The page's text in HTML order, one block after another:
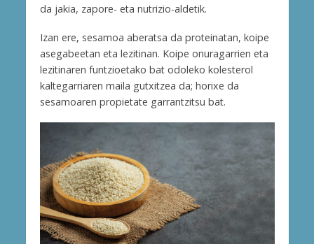
da jakia, zapore- eta nutrizio-aldetik.
Izan ere, sesamoa aberatsa da proteinatan, koipe
asegabeetan eta lezitinan. Koipe onuragarrien eta
lezitinaren funtzioetako bat odoleko kolesterol
kaltegarriaren maila gutxitzea da; horixe da
sesamoaren propietate garrantzitsu bat.